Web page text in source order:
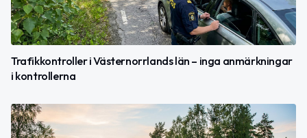
Trafikkontroller i Västernorrlands län – inga anmärkningar
i kontrollerna